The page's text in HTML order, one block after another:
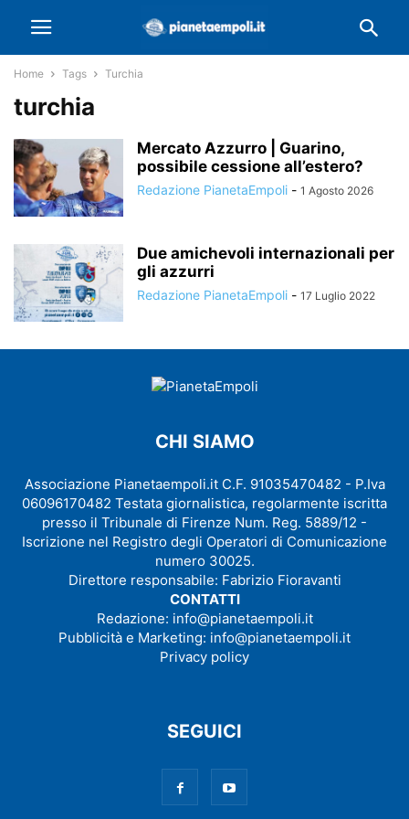
Home Tags Turchia
turchia
Mercato Azzurro | Guarino,
possibile cessione all’estero?
Redazione PianetaEmpoli - 1 Agosto 2026
Due amichevoli internazionali per
gli azzurri
Redazione PianetaEmpoli - 17 Luglio 2022
CHI SIAMO
Associazione Pianetaempoli.it C.F. 91035470482 - P.Iva
06096170482 Testata giornalistica, regolarmente iscritta
presso il Tribunale di Firenze Num. Reg. 5889/12 -
Iscrizione nel Registro degli Operatori di Comunicazione
numero 30025.
Direttore responsabile: Fabrizio Fioravanti
CONTATTI
Redazione: info@pianetaempoli.it
Pubblicità e Marketing: info@pianetaempoli.it
Privacy policy
SEGUICI